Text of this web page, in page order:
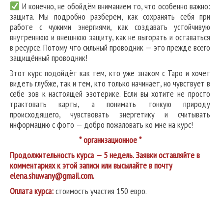
И конечно, не обойдём вниманием то, что особенно важно:
защита. Мы подробно разберём, как сохранять себя при
работе с чужими энергиями, как создавать устойчивую
внутреннюю и внешнюю защиту, как не выгорать и оставаться
в ресурсе. Потому что сильный проводник — это прежде всего
защищённый проводник!
Этот курс подойдёт как тем, кто уже знаком с Таро и хочет
видеть глубже, так и тем, кто только начинает, но чувствует в
себе зов к настоящей эзотерике. Если вы хотите не просто
трактовать карты, а понимать тонкую природу
происходящего, чувствовать энергетику и считывать
информацию с фото — добро пожаловать ко мне на курс!
* организационное *
Продолжительность курса — 5 недель.Заявки оставляйте в
комментариях к этой записи или высылайте в почту
elena.shuwany@gmail.com.
Оплата курса:стоимость участия 150 евро.